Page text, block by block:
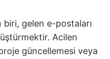
biri, gelen e-postaları
Acilen
güncellemesi veya